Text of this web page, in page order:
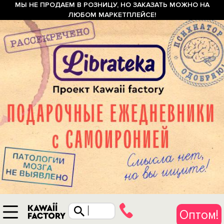
МЫ НЕ ПРОДАЕМ В РОЗНИЦУ, НО ЗАКАЗАТЬ МОЖНО НА
ЛЮБОМ МАРКЕТПЛЕЙСЕ!
Оптом!